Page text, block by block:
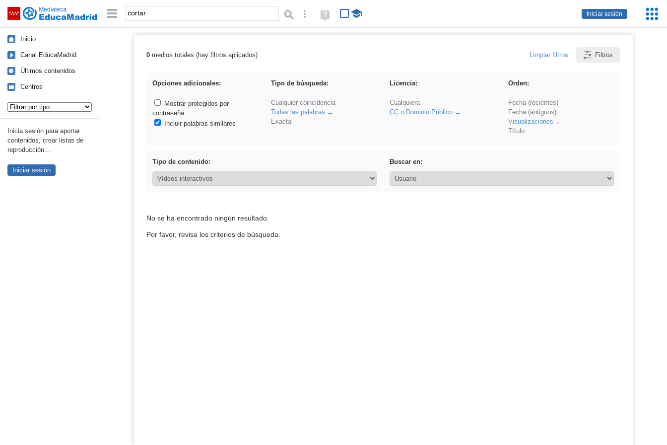
Saltar navegación
Iniciar sesión
Palabra o frase: Búsqueda avanzada
Ayuda
(en
Inicio
Canal EducaMadrid
Últimos contenidos
Centros
Inicia sesión para aportar
contenidos, crear listas de
reproducción...
Iniciar sesión
Resultados de: cortar
0medios totales (hay filtros aplicados) Limpiar filtros Filtros
Opciones adicionales:
Mostrar protegidos por
contraseña
Incluir palabras similares
Tipo de búsqueda:
Cualquier coincidencia
Todas las palabras
Exacta
Licencia:
Cualquiera
CCo Dominio Público
Orden:
Fecha (recientes)
Fecha (antiguos)
Visualizaciones
Título
Tipo de contenido: Buscar en:
No se ha encontrado ningún resultado.
Por favor, revisa los criterios de búsqueda.